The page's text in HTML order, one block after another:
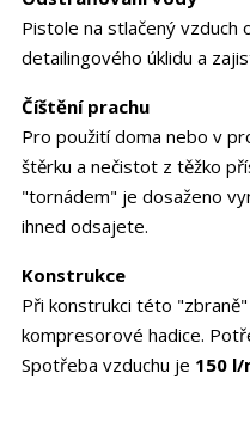
Pistole na stlačený vzduch
detailingového úklidu a
Číštění prachu
Pro použití doma nebo v
štěrku a nečistot z těžko
"tornádem" je dosaženo
ihned odsajete.
Konstrukce
Při konstrukci této
kompresorové hadice.
Spotřeba vzduchu je 150 l/